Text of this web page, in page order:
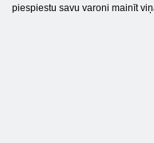
piespiestu savu varoni mainīt